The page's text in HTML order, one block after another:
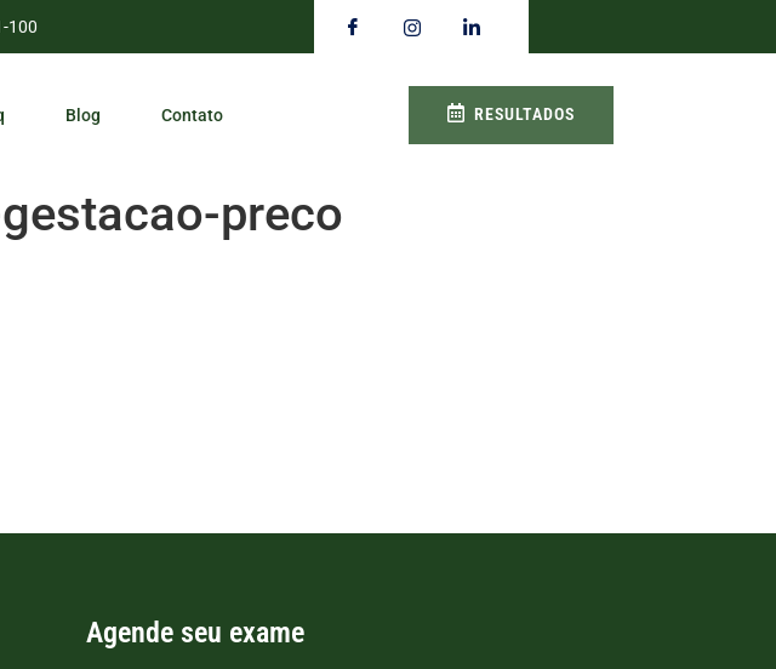
100
Blog Contato RESULTADOS
preco
Agende seu exame